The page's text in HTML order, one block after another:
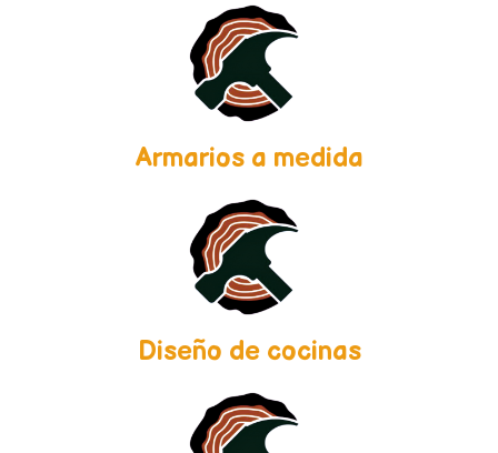
Armarios a medida
Diseño de cocinas